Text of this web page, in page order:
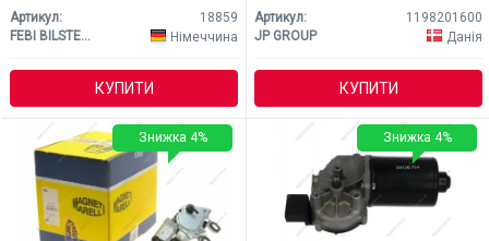
Артикул:
18859
FEBI BILSTEIN
Німеччина
КУПИТИ
Артикул:
1198201600
JP GROUP
Данія
КУПИТИ
Знижка 4% Знижка 4%